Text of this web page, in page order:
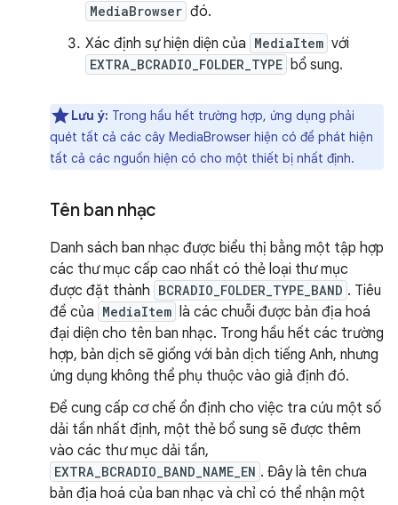
MediaBrowser đó.
Xác định sự hiện diện của MediaItem với
EXTRA_BCRADIO_FOLDER_TYPE bổ sung.
Lưu ý: Trong hầu hết trường hợp, ứng dụng phải
quét tất cả các cây MediaBrowser hiện có để phát hiện
tất cả các nguồn hiện có cho một thiết bị nhất định.
Tên ban nhạc
Danh sách ban nhạc được biểu thị bằng một tập hợp
các thư mục cấp cao nhất có thẻ loại thư mục
được đặt thành BCRADIO_FOLDER_TYPE_BAND . Tiêu
đề của MediaItem là các chuỗi được bản địa hoá
đại diện cho tên ban nhạc. Trong hầu hết các trường
hợp, bản dịch sẽ giống với bản dịch tiếng Anh, nhưng
ứng dụng không thể phụ thuộc vào giả định đó.
Để cung cấp cơ chế ổn định cho việc tra cứu một số
dải tần nhất định, một thẻ bổ sung sẽ được thêm
vào các thư mục dải tần,
EXTRA_BCRADIO_BAND_NAME_EN . Đây là tên chưa
bản địa hoá của ban nhạc và chỉ có thể nhận một